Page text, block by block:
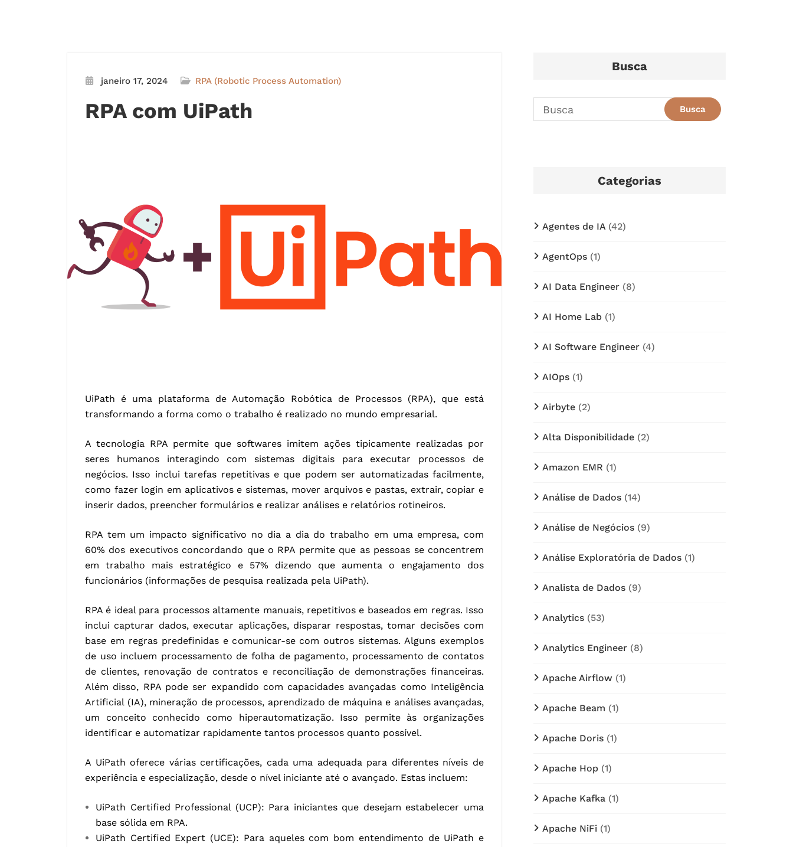
janeiro 17, 2024 RPA (Robotic Process Automation)
RPA com UiPath
UiPath é uma plataforma de Automação Robótica de Processos (RPA), que está
transformando a forma como o trabalho é realizado no mundo empresarial.
A tecnologia RPA permite que softwares imitem ações tipicamente realizadas por
seres humanos interagindo com sistemas digitais para executar processos de
negócios. Isso inclui tarefas repetitivas e que podem ser automatizadas facilmente,
como fazer login em aplicativos e sistemas, mover arquivos e pastas, extrair, copiar e
inserir dados, preencher formulários e realizar análises e relatórios rotineiros.
RPA tem um impacto significativo no dia a dia do trabalho em uma empresa, com
60% dos executivos concordando que o RPA permite que as pessoas se concentrem
em trabalho mais estratégico e 57% dizendo que aumenta o engajamento dos
funcionários (informações de pesquisa realizada pela UiPath).
RPA é ideal para processos altamente manuais, repetitivos e baseados em regras. Isso
inclui capturar dados, executar aplicações, disparar respostas, tomar decisões com
base em regras predefinidas e comunicar-se com outros sistemas. Alguns exemplos
de uso incluem processamento de folha de pagamento, processamento de contatos
de clientes, renovação de contratos e reconciliação de demonstrações financeiras.
Além disso, RPA pode ser expandido com capacidades avançadas como Inteligência
Artificial (IA), mineração de processos, aprendizado de máquina e análises avançadas,
um conceito conhecido como hiperautomatização. Isso permite às organizações
identificar e automatizar rapidamente tantos processos quanto possível.
A UiPath oferece várias certificações, cada uma adequada para diferentes níveis de
experiência e especialização, desde o nível iniciante até o avançado. Estas incluem:
UiPath Certified Professional (UCP): Para iniciantes que desejam estabelecer uma
base sólida em RPA.
UiPath Certified Expert (UCE): Para aqueles com bom entendimento de UiPath e
Busca
Categorias
Agentes de IA(42)
AgentOps (1)
AI Data Engineer (8)
AI Home Lab (1)
AI Software Engineer (4)
AIOps (1)
Airbyte (2)
Alta Disponibilidade (2)
Amazon EMR (1)
Análise de Dados (14)
Análise de Negócios (9)
Análise Exploratória de Dados (1)
Analista de Dados (9)
Analytics (53)
Analytics Engineer (8)
Apache Airflow (1)
Apache Beam (1)
Apache Doris (1)
Apache Hop (1)
Apache Kafka (1)
Apache NiFi (1)